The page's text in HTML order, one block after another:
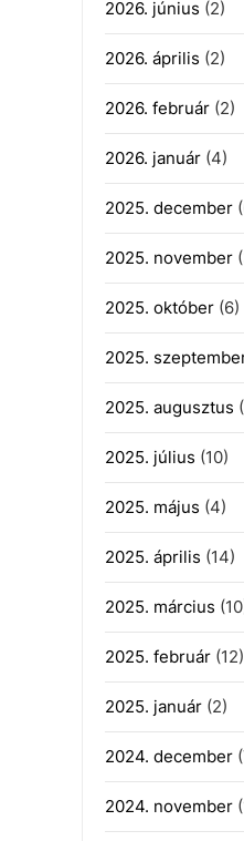
2026. június (2)
2026. április (2)
2026. február(2)
2026. január(4)
2025. december
2025. november
2025. október(6)
2025.
2025. augusztus
2025. július (10)
2025. május (4)
2025. április (14)
2025. március
2025. február(12)
2025. január(2)
2024. december
2024. november